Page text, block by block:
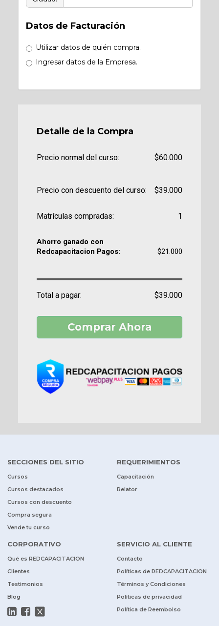
Datos de Facturación
Utilizar datos de quién compra.
Ingresar datos de la Empresa.
Detalle de la Compra
Precio normal del curso: $60.000
Precio con descuento del curso: $39.000
Matrículas compradas: 1
Ahorro ganado con
Redcapacitacion Pagos:
$21.000
Total a pagar: $39.000
Comprar Ahora
SECCIONES DEL SITIO
Cursos
Cursos destacados
Cursos con descuento
Compra segura
Vende tu curso
REQUERIMIENTOS
Capacitación
Relator
CORPORATIVO
Qué es REDCAPACITACION
Clientes
Testimonios
Blog
SERVICIO AL CLIENTE
Contacto
Políticas de REDCAPACITACION
Términos y Condiciones
Políticas de privacidad
Política de Reembolso